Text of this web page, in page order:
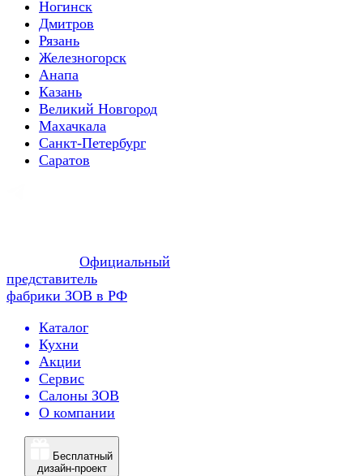
Ногинск
Дмитров
Рязань
Железногорск
Анапа
Казань
Великий Новгород
Махачкала
Санкт-Петербург
Саратов
Официальный
представитель
фабрики ЗОВ в РФ
Каталог
Кухни
Акции
Сервис
Салоны ЗОВ
О компании
Бесплатный
дизайн-проект